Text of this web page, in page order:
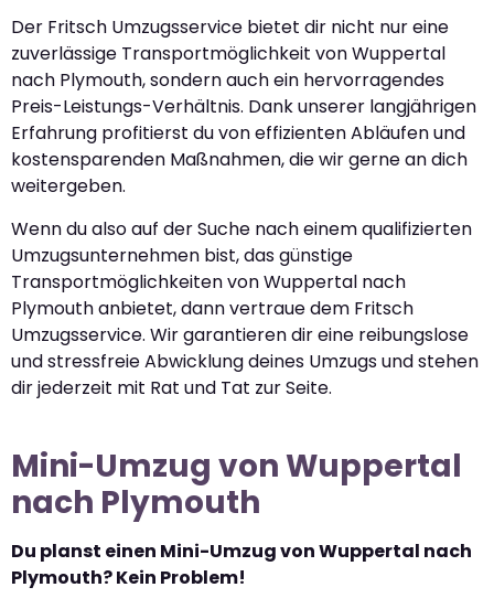
Der Fritsch Umzugsservice bietet dir nicht nur eine
zuverlässige Transportmöglichkeit von Wuppertal
nach Plymouth, sondern auch ein hervorragendes
Preis-Leistungs-Verhältnis. Dank unserer langjährigen
Erfahrung profitierst du von effizienten Abläufen und
kostensparenden Maßnahmen, die wir gerne an dich
weitergeben.
Wenn du also auf der Suche nach einem qualifizierten
Umzugsunternehmen bist, das günstige
Transportmöglichkeiten von Wuppertal nach
Plymouth anbietet, dann vertraue dem Fritsch
Umzugsservice. Wir garantieren dir eine reibungslose
und stressfreie Abwicklung deines Umzugs und stehen
dir jederzeit mit Rat und Tat zur Seite.
Mini-Umzug von Wuppertal
nach Plymouth
Du planst einen Mini-Umzug von Wuppertal nach
Plymouth? Kein Problem!